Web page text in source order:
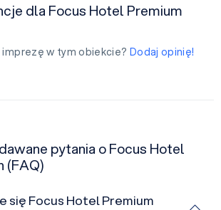
dla Focus Hotel Premium
imprezę w tym obiekcie? Dodaj opinię!
pytania o Focus Hotel
(FAQ)
się Focus Hotel Premium